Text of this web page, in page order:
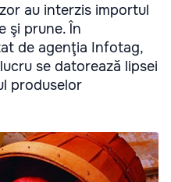
au interzis importul
şi prune. În
de agenţia Infotag,
se datorează lipsei
produselor